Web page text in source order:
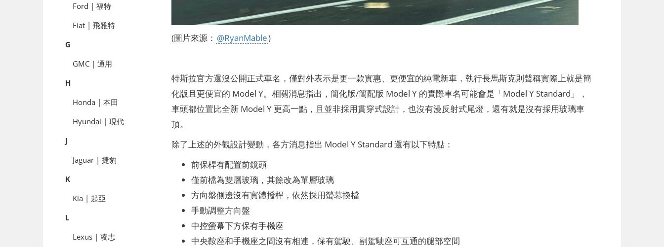
Ford | 福特
Fiat | 飛雅特
G
GMC | 通用
H
Honda | 本田
Hyundai | 現代
J
Jaguar | 捷豹
K
Kia | 起亞
L
Lexus | 凌志
(圖片來源： @RyanMable)
特斯拉官方還沒公開正式車名，僅對外表示是更一款實惠、更便宜的純電新車，執行長馬斯克則聲稱實際上就是簡
化版且更便宜的 Model Y。相關消息指出，簡化版/簡配版 Model Y 的實際車名可能會是「Model Y Standard」，
車頭都位置比全新 Model Y 更高一點，且並非採用貫穿式設計，也沒有漫反射式尾燈，還有就是沒有採用玻璃車
頂。
除了上述的外觀設計變動，各方消息指出 Model Y Standard 還有以下特點：
前保桿有配置前鏡頭
僅前檔為雙層玻璃，其餘改為單層玻璃
方向盤側邊沒有實體撥桿，依然採用螢幕換檔
手動調整方向盤
中控螢幕下方保有手機座
中央鞍座和手機座之間沒有相連，保有駕駛、副駕駛座可互通的腿部空間